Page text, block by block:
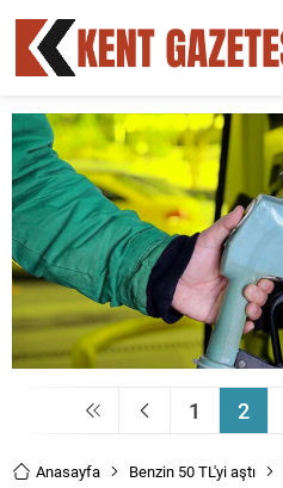
1 2
Anasayfa Benzin 50 TL'yi aştı